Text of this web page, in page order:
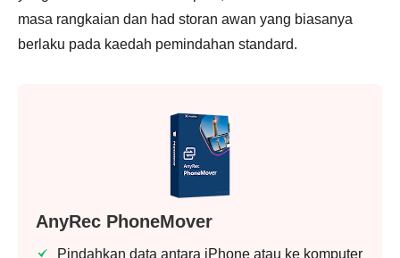
masa rangkaian dan had storan awan yang biasanya
berlaku pada kaedah pemindahan standard.
AnyRec PhoneMover
Pindahkan data antara iPhone atau ke komputer